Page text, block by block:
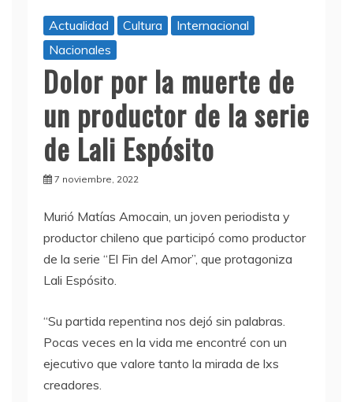
Actualidad Cultura
Internacional
Nacionales
Dolor por la muerte de
un productor de la serie
de Lali Espósito
7 noviembre, 2022
Murió Matías Amocain, un joven periodista y
productor chileno que participó como productor
de la serie “El Fin del Amor”, que protagoniza
Lali Espósito.
“Su partida repentina nos dejó sin palabras.
Pocas veces en la vida me encontré con un
ejecutivo que valore tanto la mirada de lxs
creadores.